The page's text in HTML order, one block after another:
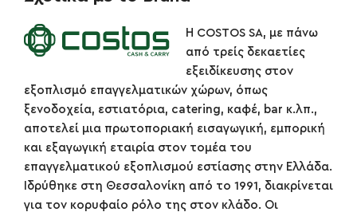
Η COSTOS SA, με πάνω
από τρείς δεκαετίες
εξειδίκευσης στον
εξοπλισμό επαγγελματικών χώρων, όπως
ξενοδοχεία, εστιατόρια, catering, καφέ, bar κ.λπ.,
αποτελεί μια πρωτοποριακή εισαγωγική, εμπορική
και εξαγωγική εταιρία στον τομέα του
επαγγελματικού εξοπλισμού εστίασης στην Ελλάδα.
Ιδρύθηκε στη Θεσσαλονίκη από το 1991, διακρίνεται
για τον κορυφαίο ρόλο της στον κλάδο. Οι